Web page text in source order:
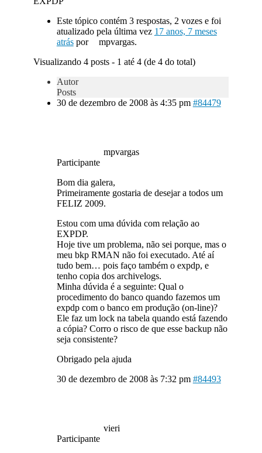
Este tópico contém 3 respostas, 2 vozes e foi
atualizado pela última vez 17 anos, 7 meses
atráspor
mpvargas.
Visualizando 4 posts - 1 até 4 (de 4 do total)
Autor
Posts
30 de dezembro de 2008 às 4:35 pm #84479
mpvargas
Participante
Bom dia galera,
Primeiramente gostaria de desejar a todos um
FELIZ 2009.
Estou com uma dúvida com relação ao
EXPDP.
Hoje tive um problema, não sei porque, mas o
meu bkp RMAN não foi executado. Até aí
tudo bem… pois faço também o expdp, e
tenho copia dos archivelogs.
Minha dúvida é a seguinte: Qual o
procedimento do banco quando fazemos um
expdp com o banco em produção (on-line)?
Ele faz um lock na tabela quando está fazendo
a cópia? Corro o risco de que esse backup não
seja consistente?
Obrigado pela ajuda
30 de dezembro de 2008 às 7:32 pm #84493
vieri
Participante